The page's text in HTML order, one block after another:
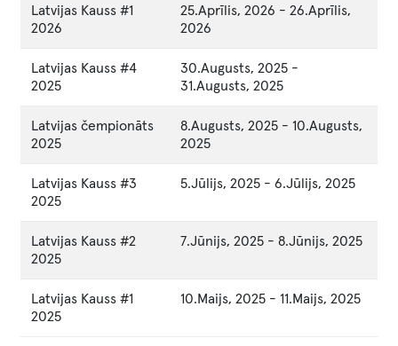
Latvijas Kauss #1
2026
25.Aprīlis, 2026 - 26.Aprīlis,
2026
Latvijas Kauss #4
2025
30.Augusts, 2025 -
31.Augusts, 2025
Latvijas čempionāts
2025
8.Augusts, 2025 - 10.Augusts,
2025
Latvijas Kauss #3
2025
5.Jūlijs, 2025 - 6.Jūlijs, 2025
Latvijas Kauss #2
2025
7.Jūnijs, 2025 - 8.Jūnijs, 2025
Latvijas Kauss #1
2025
10.Maijs, 2025 - 11.Maijs, 2025